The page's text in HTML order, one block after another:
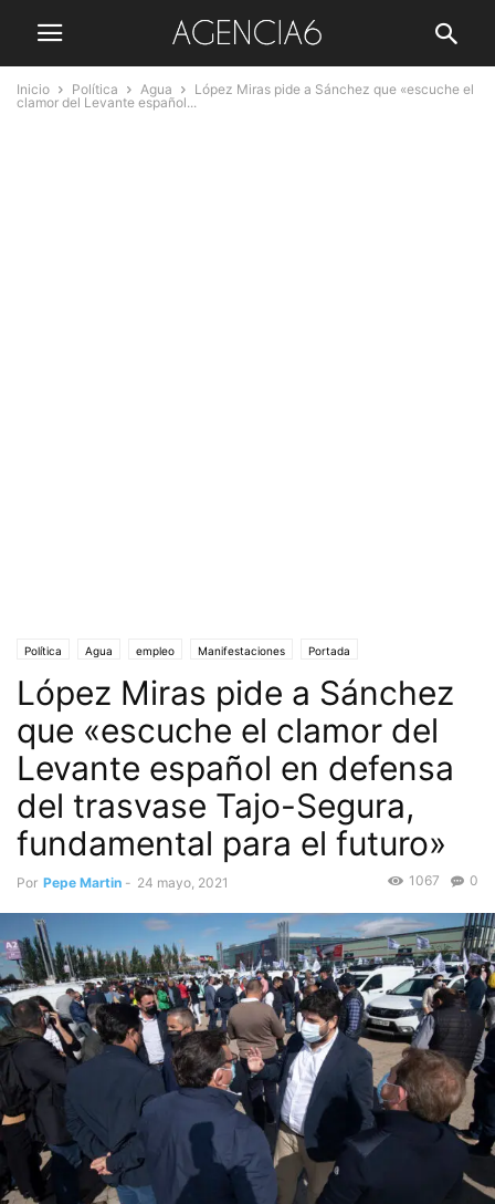
Inicio Política Agua
López Miras pide a Sánchez que «escuche el
clamor del Levante español...
Política Agua empleo Manifestaciones Portada
Sector Agroalimentario Trasvase Tajo-Segura Turismo
López Miras pide a Sánchez
que «escuche el clamor del
Levante español en defensa
del trasvase Tajo-Segura,
fundamental para el futuro»
Por Pepe Martin - 24 mayo, 2021 0
1067